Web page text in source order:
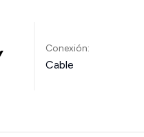
Conexión:
Cable